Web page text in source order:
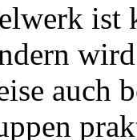
wird
auch